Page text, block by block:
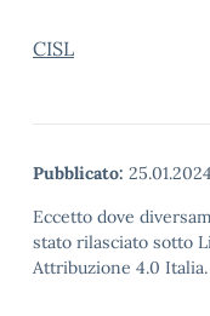
CISL
Pubblicato: 25.01.2024
Eccetto dove
stato rilasciato sotto
Attribuzione 4.0 Italia.